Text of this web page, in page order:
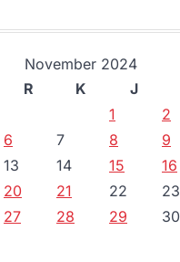
November 2024
R K J
1
2
6 7 8 9
13 14 15 16
20 21 22 23
27 28 29 30